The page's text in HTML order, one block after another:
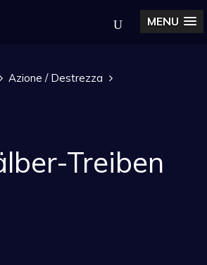
MENU
Azione / Destrezza
Treiben